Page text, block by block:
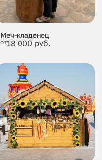
Меч-кладенец
от18 000 руб.